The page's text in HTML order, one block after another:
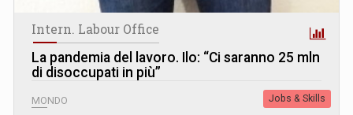
Intern. Labour Office
La pandemia del lavoro. Ilo: “Ci saranno 25 mln
di disoccupati in più”
MONDO Jobs & Skills